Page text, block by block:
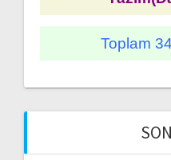
Toplam